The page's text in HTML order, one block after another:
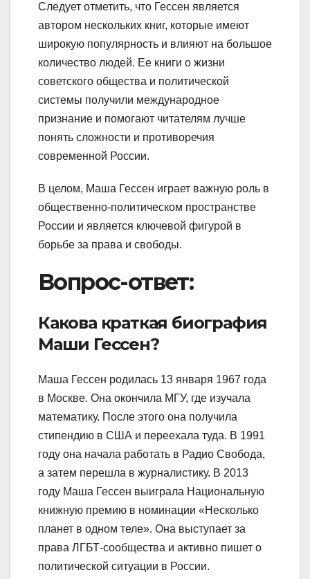
Следует отметить, что Гессен является
автором нескольких книг, которые имеют
широкую популярность и влияют на большое
количество людей. Ее книги о жизни
советского общества и политической
системы получили международное
признание и помогают читателям лучше
понять сложности и противоречия
современной России.
В целом, Маша Гессен играет важную роль в
общественно-политическом пространстве
России и является ключевой фигурой в
борьбе за права и свободы.
Вопрос-ответ:
Какова краткая биография
Маши Гессен?
Маша Гессен родилась 13 января 1967 года
в Москве. Она окончила МГУ, где изучала
математику. После этого она получила
стипендию в США и переехала туда. В 1991
году она начала работать в Радио Свобода,
а затем перешла в журналистику. В 2013
году Маша Гессен выиграла Национальную
книжную премию в номинации «Несколько
планет в одном теле». Она выступает за
права ЛГБТ-сообщества и активно пишет о
политической ситуации в России.